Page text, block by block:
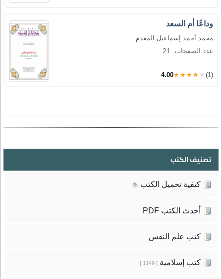
وداعًا أم السعد
محمد أحمد إسماعيل المقدم
عدد الصفحات: 21
4.00★★★★★ (1)
تصنيف الكتب
كيفية تحميل الكتب 📚
أحدث الكتب PDF
كتب علم النفس
كتب إسلامية[ 1149 ]